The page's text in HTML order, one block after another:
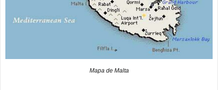
Mapa de Malta